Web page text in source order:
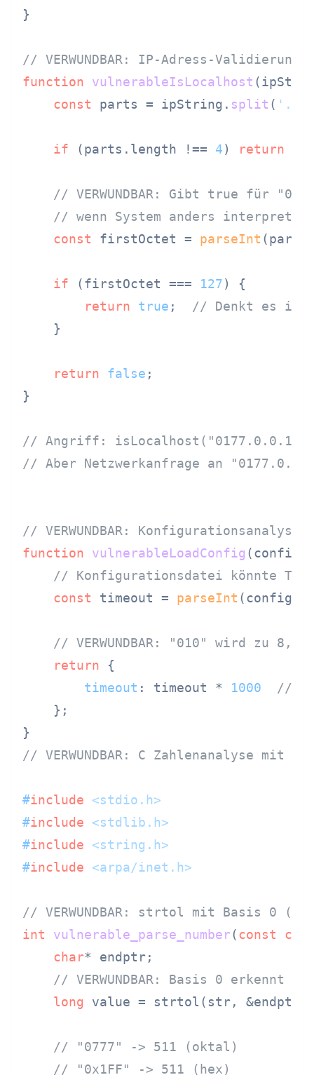
}
// VERWUNDBAR: IP-Adress-Validierung
function
vulnerableIsLocalhost (
const parts = ipString. split ( '.'
if (parts. length !== 4) return
// VERWUNDBAR: Gibt true für
// wenn System anders
const firstOctet = parseInt
if (firstOctet === 127) {
return
true ; // Denkt es ist
    }
return false ;
}
// Angriff: isLocalhost("0177.0.0.1")
// Aber Netzwerkanfrage an
// VERWUNDBAR: Konfigurationsanalyse
function
vulnerableLoadConfig (config
// Konfigurationsdatei könnte
const timeout = parseInt (config.
// VERWUNDBAR: "010" wird zu 8,
return {
timeout : timeout * 1000
//
    };
// VERWUNDBAR: C Zahlenanalyse mit
#include
<stdio.h>
#include
<stdlib.h>
#include
<string.h>
#include <arpa/inet.h>
// VERWUNDBAR: strtol mit Basis 0
int
vulnerable_parse_number(const
char* endptr;
// VERWUNDBAR: Basis 0 erkennt
long value = strtol(str,
// "0777" -> 511 (oktal)
// "0x1FF" -> 511 (hex)